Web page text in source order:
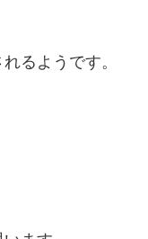
るようです。